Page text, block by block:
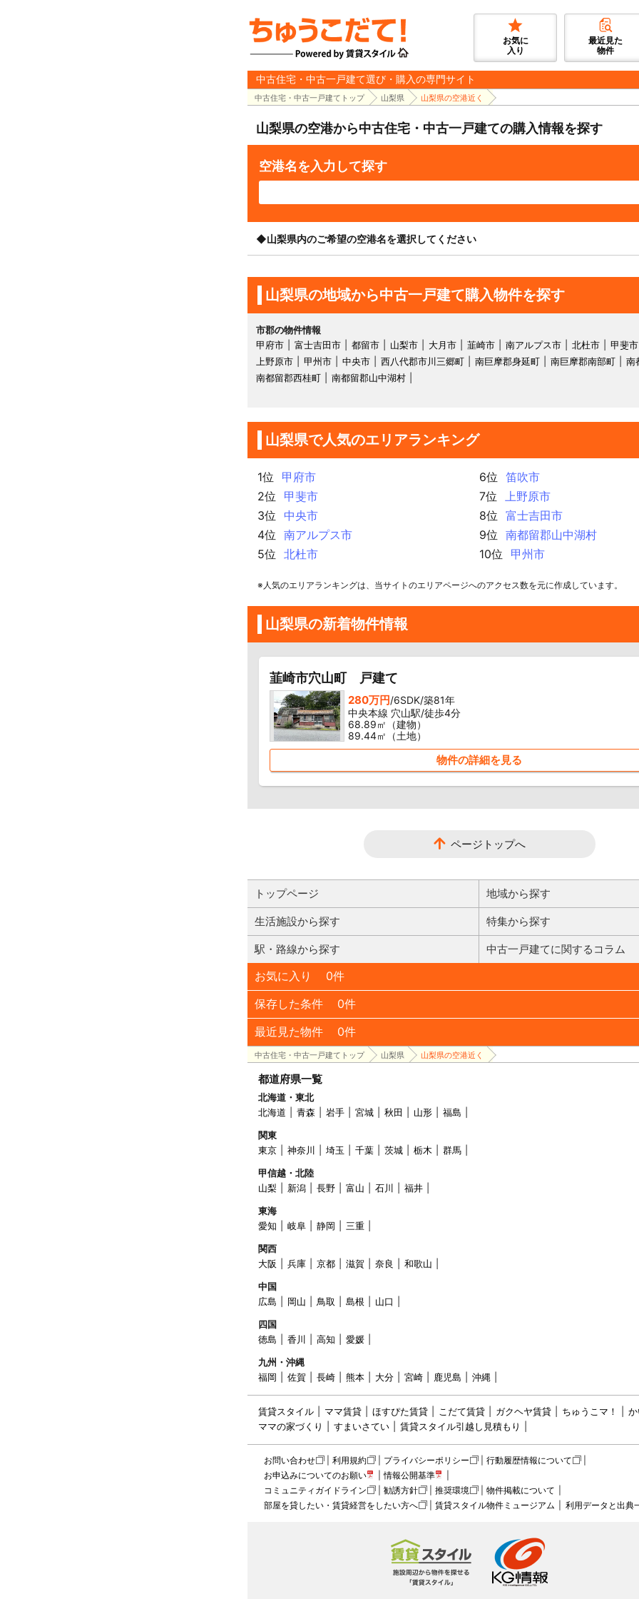
お気に
入り
最近見た
物件
中古住宅・中古一戸建て選び・購入の専門サイト
中古住宅・中古一戸建てトップ 山梨県 山梨県の空港近く
山梨県の空港から中古住宅・中古一戸建ての購入情報を探す
空港名を入力して探す
◆山梨県内のご希望の空港名を選択してください
山梨県の地域から中古一戸建て購入物件を探す
市郡の物件情報
甲府市
富士吉田市 都留市 山梨市 大月市 韮崎市 南アルプス市 北杜市 甲斐市
上野原市
甲州市 中央市 西八代郡市川三郷町 南巨摩郡身延町 南巨摩郡南部町
南
南都留郡西桂町
南都留郡山中湖村
山梨県で人気のエリアランキング
1位
甲府市
2位
甲斐市
3位
中央市
4位
南アルプス市
5位
北杜市
6位
笛吹市
7位
上野原市
8位
富士吉田市
9位
南都留郡山中湖村
10位
甲州市
※人気のエリアランキングは、当サイトのエリアページへのアクセス数を元に作成しています。
山梨県の新着物件情報
韮崎市穴山町 戸建て
280万円/6SDK/築81年
中央本線 穴山駅/徒歩4分
68.89㎡（建物）
89.44㎡（土地）
物件の詳細を見る
ページトップへ
トップページ 地域から探す
生活施設から探す 特集から探す
駅・路線から探す 中古一戸建てに関するコラム
お気に入り
0件
保存した条件
0件
最近見た物件
0件
中古住宅・中古一戸建てトップ 山梨県 山梨県の空港近く
都道府県一覧
北海道・東北
北海道
青森 岩手 宮城 秋田 山形
福島
関東
東京
神奈川 埼玉 千葉 茨城 栃木
群馬
甲信越・北陸
山梨
新潟 長野 富山 石川
福井
東海
愛知
岐阜 静岡
三重
関西
大阪
兵庫 京都 滋賀 奈良
和歌山
中国
広島
岡山 鳥取 島根
山口
四国
徳島
香川 高知
愛媛
九州・沖縄
福岡
佐賀 長崎 熊本 大分 宮崎 鹿児島 沖縄
賃貸スタイル ママ賃貸 ほすぴた賃貸 こだて賃貸 ガクヘヤ賃貸 ちゅうこマ！
か
ママの家づくり
すまいさてい 賃貸スタイル引越し見積もり
お問い合わせ 利用規約 プライバシーポリシー
行動履歴情報について
お申込みについてのお願い
情報公開基準
コミュニティガイドライン
勧誘方針 推奨環境
物件掲載について
部屋を貸したい・賃貸経営をしたい方へ
賃貸スタイル物件ミュージアム 利用データと出典